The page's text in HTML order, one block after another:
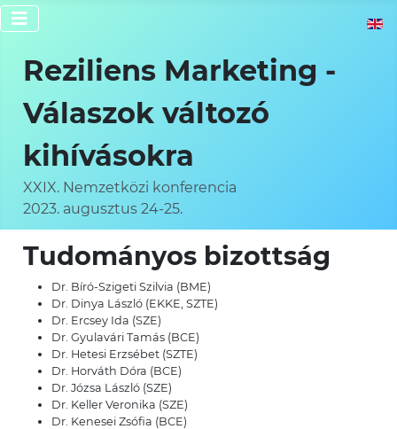
Reziliens Marketing -
Válaszok változó
kihívásokra
XXIX. Nemzetközi konferencia
2023. augusztus 24-25.
Tudományos bizottság
Dr. Bíró-Szigeti Szilvia (BME)
Dr. Dinya László (EKKE, SZTE)
Dr. Ercsey Ida (SZE)
Dr. Gyulavári Tamás (BCE)
Dr. Hetesi Erzsébet (SZTE)
Dr. Horváth Dóra (BCE)
Dr. Józsa László (SZE)
Dr. Keller Veronika (SZE)
Dr. Kenesei Zsófia (BCE)